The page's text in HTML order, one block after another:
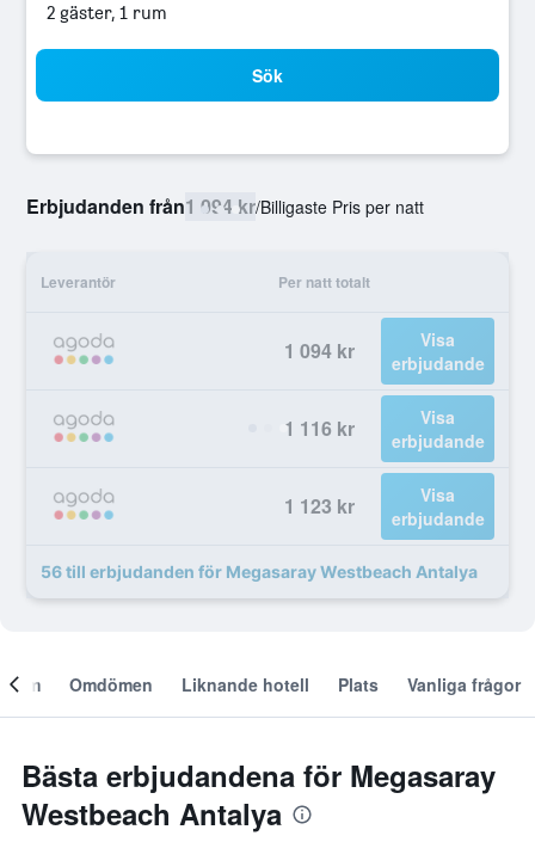
2 gäster, 1 rum
Sök
Erbjudanden från1 094 kr/Billigaste Pris per natt
Leverantör Per natt totalt
1 094 kr
Visa
erbjudande
1 116 kr
Visa
erbjudande
1 123 kr
Visa
erbjudande
56 till erbjudanden för Megasaray Westbeach Antalya
Om Omdömen Liknande hotell Plats Vanliga frågor
Bästa erbjudandena för Megasaray
Westbeach Antalya